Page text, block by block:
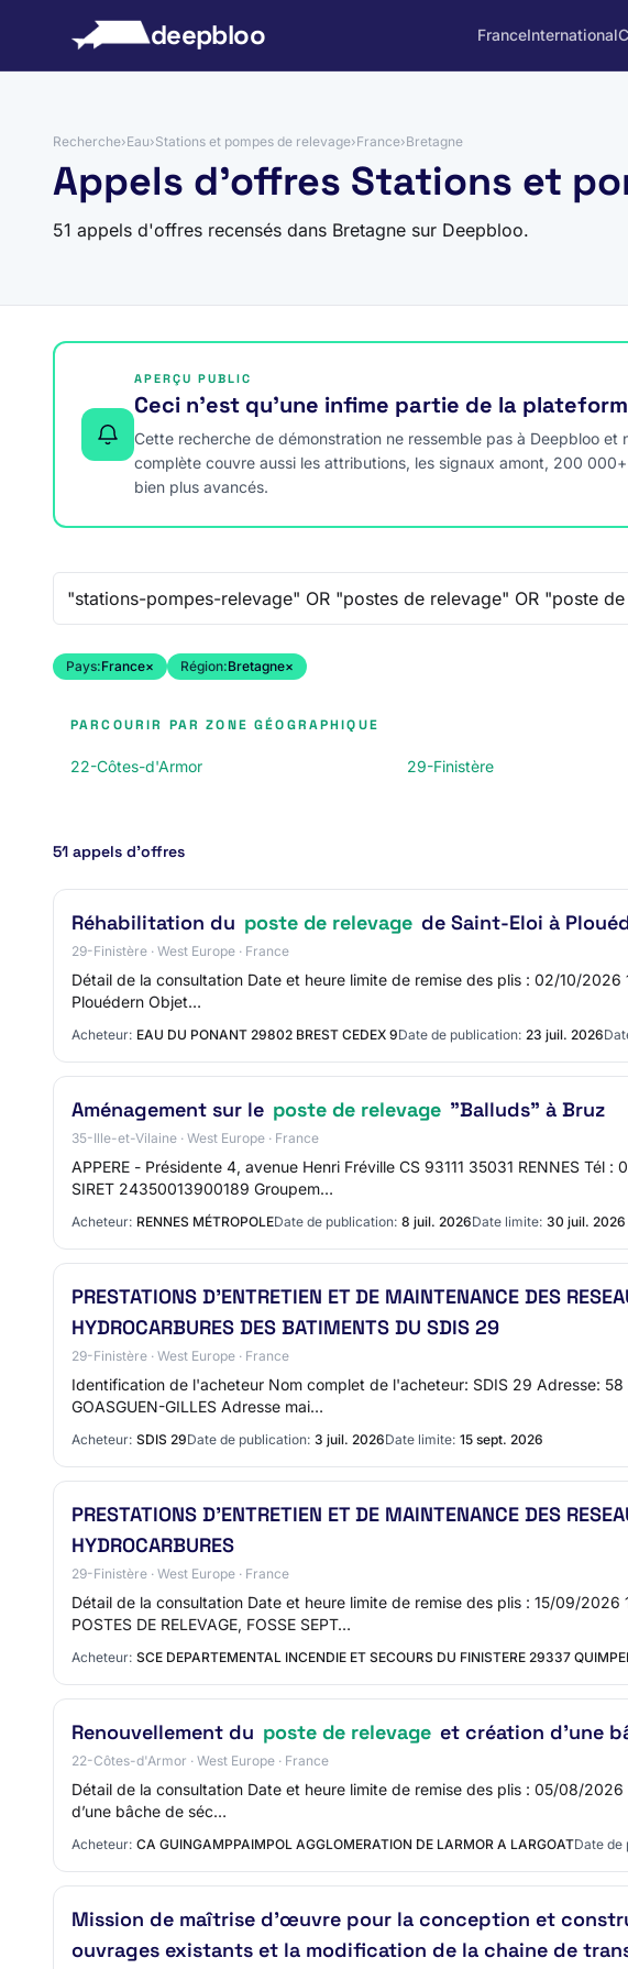
deepbloo FranceInternational
Recherche›Eau›Stations et pompes de relevage›France›Bretagne
Appels d'offres Stations et
51 appels d'offres recensés dans Bretagne sur Deepbloo.
APERÇU PUBLIC
Ceci n’est qu’une infime partie de la
Cette recherche de démonstration ne ressemble pas à Deepbloo et
complète couvre aussi les attributions, les signaux amont, 200
bien plus avancés.
Pays:France× Région:Bretagne×
PARCOURIR PAR ZONE GÉOGRAPHIQUE
22-Côtes-d'Armor 29-Finistère
51 appels d’offres
Réhabilitation du poste de relevage de Saint-Eloi à
29-Finistère · West Europe · France
Détail de la consultation Date et heure limite de remise des plis : 02/10/
Plouédern Objet…
Acheteur: EAU DU PONANT 29802 BREST CEDEX 9Date de publication: 23 juil. 2026
Aménagement sur le poste de relevage "Balluds" à Bruz
35-Ille-et-Vilaine · West Europe · France
APPERE - Présidente 4, avenue Henri Fréville CS 93111 35031 RENNES
SIRET 24350013900189 Groupem…
Acheteur: RENNES MÉTROPOLEDate de publication: 8 juil. 2026Date limite: 30 juil. 2026
PRESTATIONS D’ENTRETIEN ET DE MAINTENANCE DES
HYDROCARBURES DES BATIMENTS DU SDIS 29
29-Finistère · West Europe · France
Identification de l'acheteur Nom complet de l'acheteur: SDIS 29 Adresse:
GOASGUEN-GILLES Adresse mai…
Acheteur: SDIS 29Date de publication: 3 juil. 2026Date limite: 15 sept. 2026
PRESTATIONS D’ENTRETIEN ET DE MAINTENANCE DES
HYDROCARBURES
29-Finistère · West Europe · France
Détail de la consultation Date et heure limite de remise des plis : 15/09/2026
POSTES DE RELEVAGE, FOSSE SEPT…
Acheteur: SCE DEPARTEMENTAL INCENDIE ET SECOURS DU FINISTERE 29337
Renouvellement du poste de relevage et création d’une
22-Côtes-d'Armor · West Europe · France
Détail de la consultation Date et heure limite de remise des plis : 05/08/
d’une bâche de séc…
Acheteur: CA GUINGAMPPAIMPOL AGGLOMERATION DE LARMOR A LARGOATDate de
Mission de maîtrise d’œuvre pour la conception et
ouvrages existants et la modification de la chaine de